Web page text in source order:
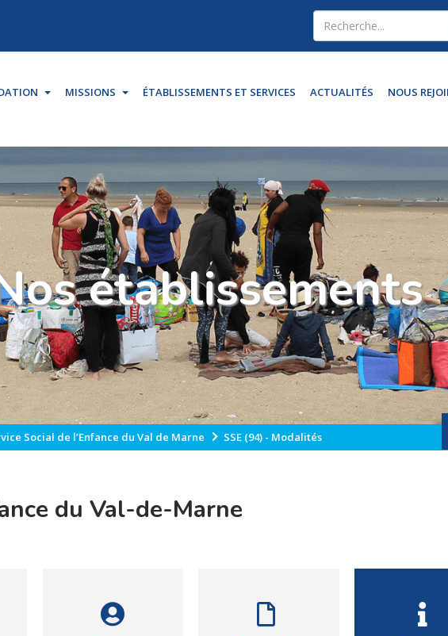
Type 2 or more
MISSIONS ÉTABLISSEMENTS ET SERVICES ACTUALITÉS NOUS
établissements
Social de l’Enfance du Val de Marne SSE (94) - Modalités
du Val-de-Marne